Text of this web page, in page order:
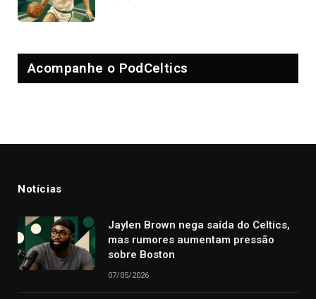
Acompanhe o PodCeltics
Notícias
Jaylen Brown nega saída do Celtics,
mas rumores aumentam pressão
sobre Boston
07/05/2026